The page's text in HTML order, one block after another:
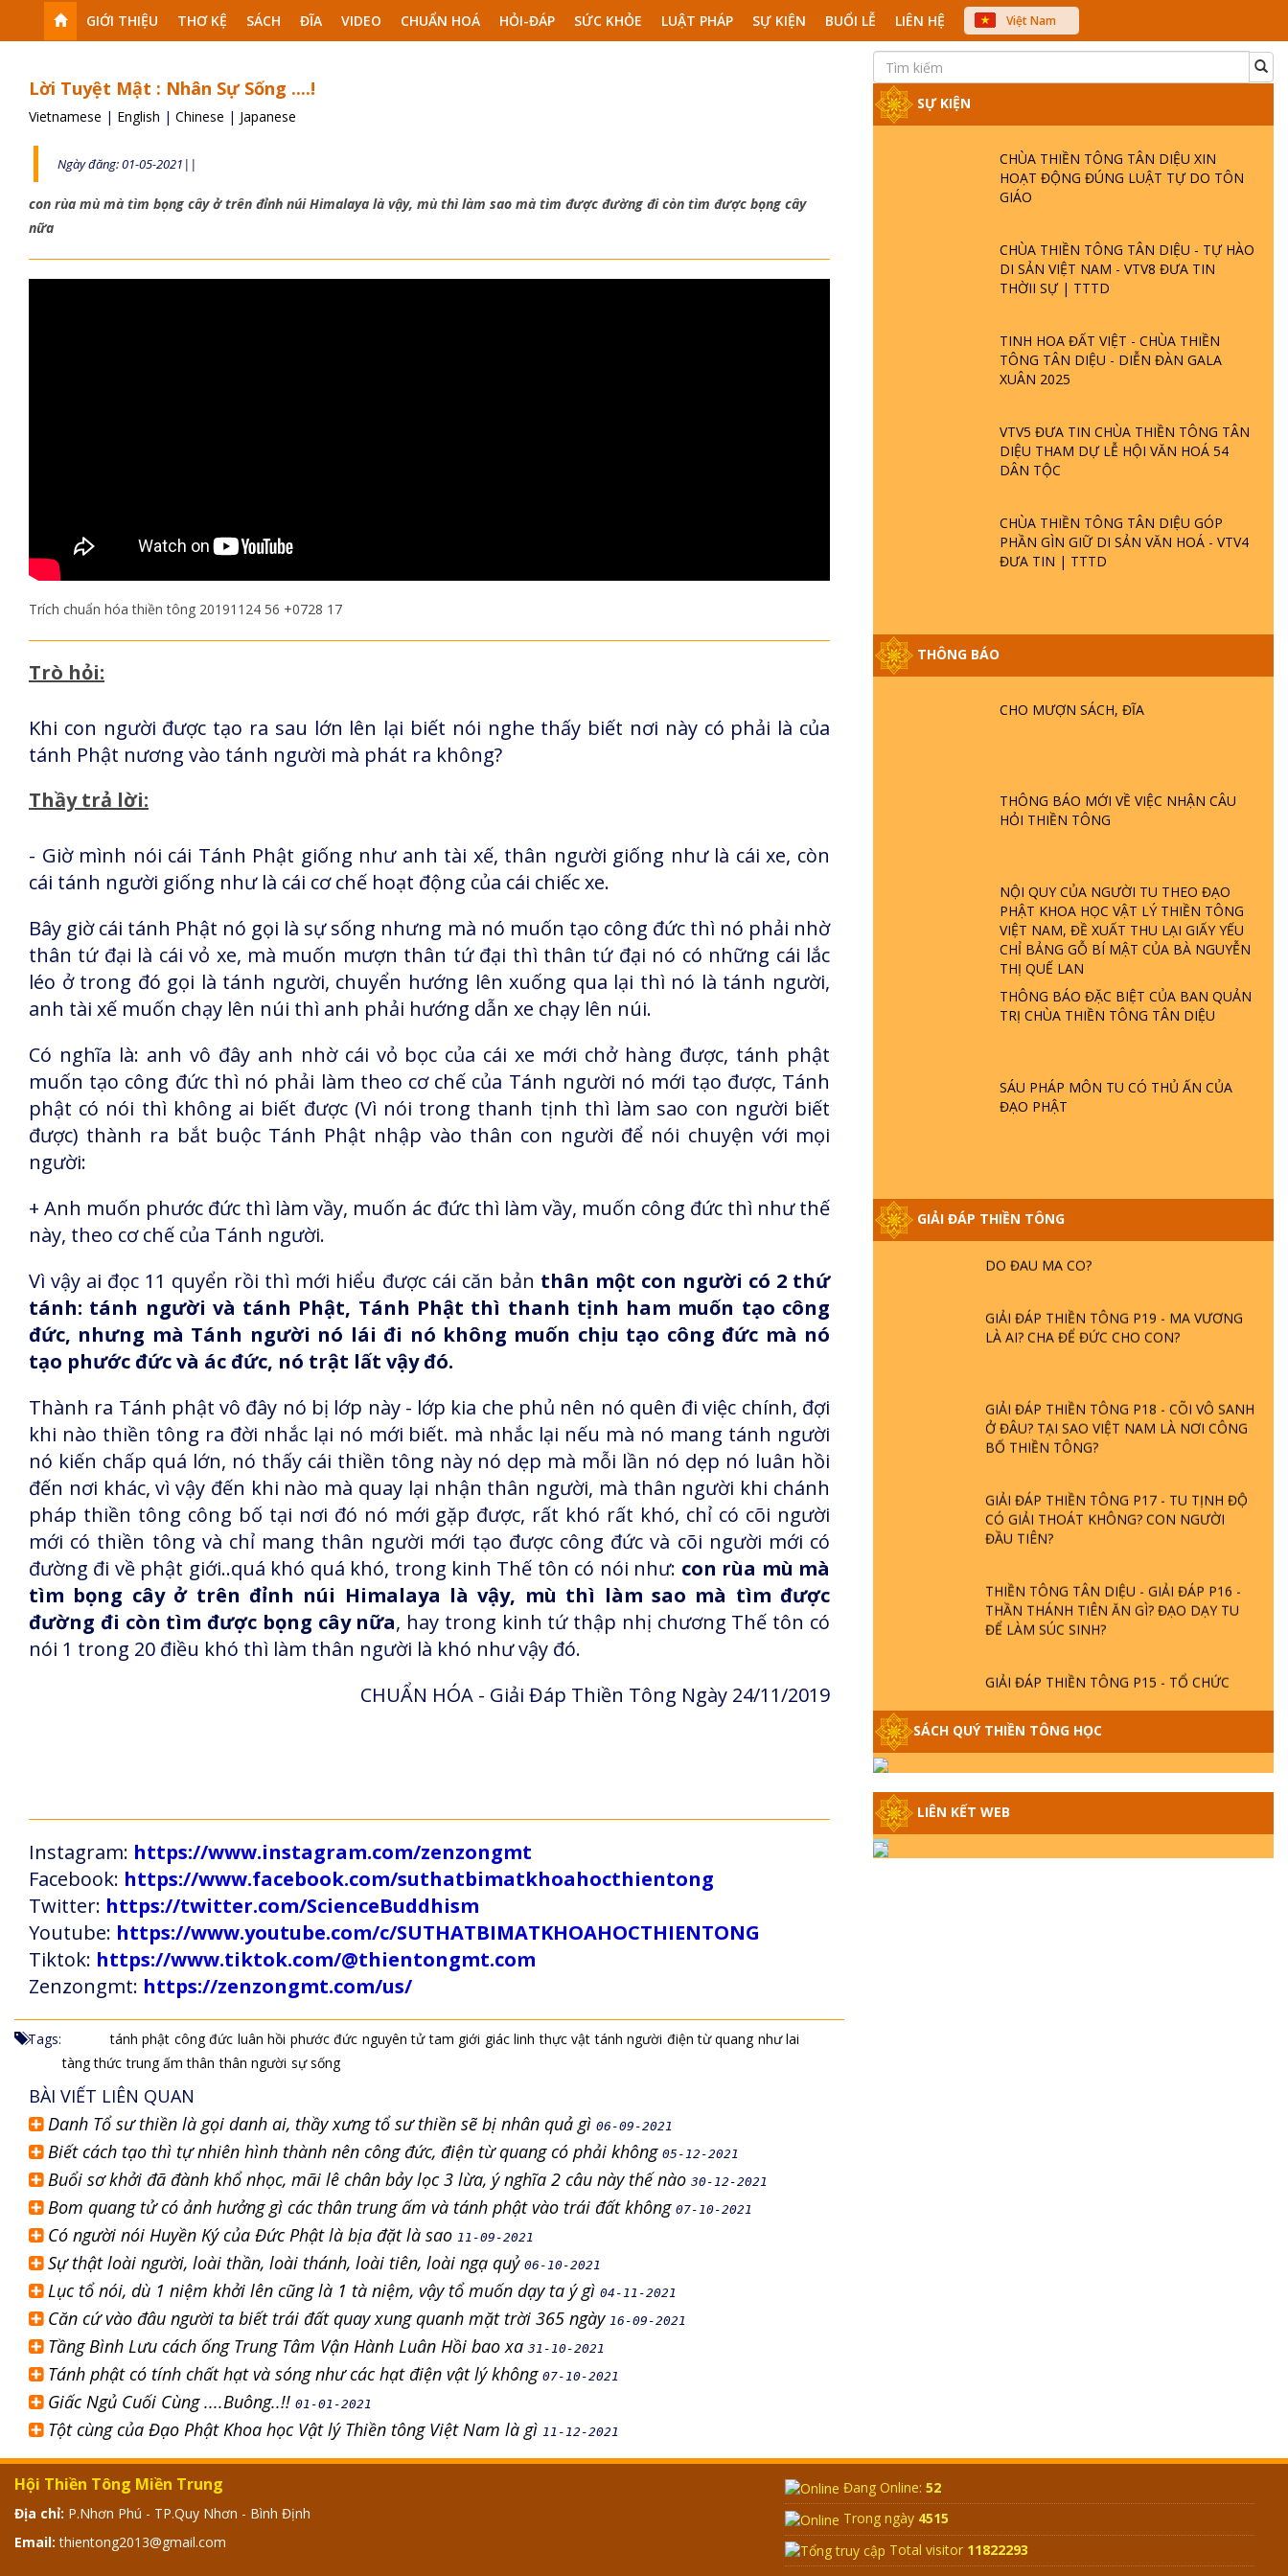
GIỚI THIỆU THƠ KỆ SÁCH ĐĨA VIDEO CHUẨN HOÁ HỎI-ĐÁP SỨC KHỎE LUẬT PHÁP SỰ KIỆN BUỔI LỄ LIÊN HỆ
Việt Nam
中文
Lời Tuyệt Mật : Nhân Sự Sống ....!
Vietnamese | English | Chinese | Japanese
Ngày đăng: 01-05-2021||
con rùa mù mà tìm bọng cây ở trên đỉnh núi Himalaya là vậy, mù thì làm sao mà tìm được đường đi còn tìm được bọng cây
nữa
Trích chuẩn hóa thiền tông 20191124 56 +0728 17
Trò hỏi:
Khi con người được tạo ra sau lớn lên lại biết nói nghe thấy biết nơi này có phải là của
tánh Phật nương vào tánh người mà phát ra không?
Thầy trả lời:
- Giờ mình nói cái Tánh Phật giống như anh tài xế, thân người giống như là cái xe, còn
cái tánh người giống như là cái cơ chế hoạt động của cái chiếc xe.
Bây giờ cái tánh Phật nó gọi là sự sống nhưng mà nó muốn tạo công đức thì nó phải nhờ
thân tứ đại là cái vỏ xe, mà muốn mượn thân tứ đại thì thân tứ đại nó có những cái lắc
léo ở trong đó gọi là tánh người, chuyển hướng lên xuống qua lại thì nó là tánh người,
anh tài xế muốn chạy lên núi thì anh phải hướng dẫn xe chạy lên núi.
Có nghĩa là: anh vô đây anh nhờ cái vỏ bọc của cái xe mới chở hàng được, tánh phật
muốn tạo công đức thì nó phải làm theo cơ chế của Tánh người nó mới tạo được, Tánh
phật có nói thì không ai biết được (Vì nói trong thanh tịnh thì làm sao con người biết
được) thành ra bắt buộc Tánh Phật nhập vào thân con người để nói chuyện với mọi
người:
+ Anh muốn phước đức thì làm vầy, muốn ác đức thì làm vầy, muốn công đức thì như thế
này, theo cơ chế của Tánh người.
Vì vậy ai đọc 11 quyển rồi thì mới hiểu được cái căn bản thân một con người có 2 thứ
tánh: tánh người và tánh Phật, Tánh Phật thì thanh tịnh ham muốn tạo công
đức, nhưng mà Tánh người nó lái đi nó không muốn chịu tạo công đức mà nó
tạo phước đức và ác đức, nó trật lất vậy đó.
Thành ra Tánh phật vô đây nó bị lớp này - lớp kia che phủ nên nó quên đi việc chính, đợi
khi nào thiền tông ra đời nhắc lại nó mới biết. mà nhắc lại nếu mà nó mang tánh người
nó kiến chấp quá lớn, nó thấy cái thiền tông này nó dẹp mà mỗi lần nó dẹp nó luân hồi
đến nơi khác, vì vậy đến khi nào mà quay lại nhận thân người, mà thân người khi chánh
pháp thiền tông công bố tại nơi đó nó mới gặp được, rất khó rất khó, chỉ có cõi người
mới có thiền tông và chỉ mang thân người mới tạo được công đức và cõi người mới có
đường đi về phật giới..quá khó quá khó, trong kinh Thế tôn có nói như: con rùa mù mà
tìm bọng cây ở trên đỉnh núi Himalaya là vậy, mù thì làm sao mà tìm được
đường đi còn tìm được bọng cây nữa, hay trong kinh tứ thập nhị chương Thế tôn có
nói 1 trong 20 điều khó thì làm thân người là khó như vậy đó.
CHUẨN HÓA - Giải Đáp Thiền Tông Ngày 24/11/2019
Instagram: https://www.instagram.com/zenzongmt
Facebook: https://www.facebook.com/suthatbimatkhoahocthientong
Twitter: https://twitter.com/ScienceBuddhism
Youtube: https://www.youtube.com/c/SUTHATBIMATKHOAHOCTHIENTONG
Tiktok: https://www.tiktok.com/@thientongmt.com
Zenzongmt: https://zenzongmt.com/us/
Tags: tánh phật công đức luân hồi phước đức nguyên tử tam giới giác linh thực vật tánh người điện từ quang như lai
tàng thức trung ấm thân thân người sự sống
BÀI VIẾT LIÊN QUAN
Danh Tổ sư thiền là gọi danh ai, thầy xưng tổ sư thiền sẽ bị nhân quả gì 06-09-2021
Biết cách tạo thì tự nhiên hình thành nên công đức, điện từ quang có phải không 05-12-2021
Buổi sơ khởi đã đành khổ nhọc, mãi lê chân bảy lọc 3 lừa, ý nghĩa 2 câu này thế nào 30-12-2021
Bom quang tử có ảnh hưởng gì các thân trung ấm và tánh phật vào trái đất không 07-10-2021
Có người nói Huyền Ký của Đức Phật là bịa đặt là sao 11-09-2021
Sự thật loài người, loài thần, loài thánh, loài tiên, loài ngạ quỷ 06-10-2021
Lục tổ nói, dù 1 niệm khởi lên cũng là 1 tà niệm, vậy tổ muốn dạy ta ý gì 04-11-2021
Căn cứ vào đâu người ta biết trái đất quay xung quanh mặt trời 365 ngày 16-09-2021
Tầng Bình Lưu cách ống Trung Tâm Vận Hành Luân Hồi bao xa 31-10-2021
Tánh phật có tính chất hạt và sóng như các hạt điện vật lý không 07-10-2021
Giấc Ngủ Cuối Cùng ....Buông..!! 01-01-2021
Tột cùng của Đạo Phật Khoa học Vật lý Thiền tông Việt Nam là gì 11-12-2021
SỰ KIỆN
CHÙA THIỀN TÔNG TÂN DIỆU XIN
HOẠT ĐỘNG ĐÚNG LUẬT TỰ DO TÔN
GIÁO
CHÙA THIỀN TÔNG TÂN DIỆU - TỰ HÀO
DI SẢN VIỆT NAM - VTV8 ĐƯA TIN
THỜII SỰ | TTTD
TINH HOA ĐẤT VIỆT - CHÙA THIỀN
TÔNG TÂN DIỆU - DIỄN ĐÀN GALA
XUÂN 2025
VTV5 ĐƯA TIN CHÙA THIỀN TÔNG TÂN
DIỆU THAM DỰ LỄ HỘI VĂN HOÁ 54
DÂN TỘC
CHÙA THIỀN TÔNG TÂN DIỆU GÓP
PHẦN GÌN GIỮ DI SẢN VĂN HOÁ - VTV4
ĐƯA TIN | TTTD
THÔNG BÁO
CHO MƯỢN SÁCH, ĐĨA
THÔNG BÁO MỚI VỀ VIỆC NHẬN CÂU
HỎI THIỀN TÔNG
NỘI QUY CỦA NGƯỜI TU THEO ĐẠO
PHẬT KHOA HỌC VẬT LÝ THIỀN TÔNG
VIỆT NAM, ĐỀ XUẤT THU LẠI GIẤY YẾU
CHỈ BẢNG GỖ BÍ MẬT CỦA BÀ NGUYỄN
THỊ QUẾ LAN
THÔNG BÁO ĐẶC BIỆT CỦA BAN QUẢN
TRỊ CHÙA THIỀN TÔNG TÂN DIỆU
SÁU PHÁP MÔN TU CÓ THỦ ẤN CỦA
ĐẠO PHẬT
GIẢI ĐÁP THIỀN TÔNG
HỘI GÌ? TỬ VÌ ĐẠO
PHẬT GIỚI CÓ THỜI GIAN KHÔNG? |
TTTD
LÀ AI? QUỶ SA TĂNG? | TTTD
GIẢI ĐÁP THIỀN TÔNG ĐẶC BIỆT P22 - TẠI
SAO TRÁI ĐẤT NHIỀU THIÊN TAI - LŨ LỤT
- HỎA HOẠN | TTTD
GIẢI ĐÁP THIỀN TÔNG ĐẶC BIỆT PHẦN 20
LÀ AI? CHA ĐỂ ĐỨC CHO CON?
Ở ĐÂU? TẠI SAO VIỆT NAM LÀ NƠI CÔNG
BỐ THIỀN TÔNG?
CÓ GIẢI THOÁT KHÔNG? CON NGƯỜI
ĐẦU TIÊN?
THẦN THÁNH TIÊN ĂN GÌ? ĐẠO DẠY TU
ĐỂ LÀM SÚC SINH?
GIẢI ĐÁP THIỀN TÔNG P15 - TỔ CHỨC
LOÀI CÔ HỒN - GIÁO LÝ ĐẠO PHẬT KHI
NÀO XUẤT BẢN
NGUỒN GỐC ÂM LỊCH DƯƠNG LỊCH -
TẦNG BÌNH LƯU LỚN ĐẾN ĐÂU
SÁCH QUÝ THIỀN TÔNG HỌC
LIÊN KẾT WEB
Hội Thiền Tông Miền Trung
Địa chỉ: P.Nhơn Phú - TP.Quy Nhơn - Bình Định
Email: thientong2013@gmail.com
Đang Online: 52
Trong ngày 4515
Total visitor 11822293